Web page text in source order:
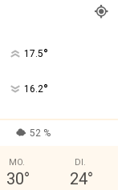
17.5°
16.2°
52 %
MO.
30°
DI.
24°